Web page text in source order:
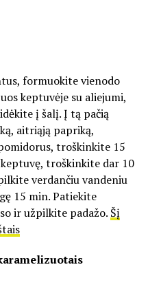
formuokite vienodo
keptuvėje su aliejumi,
į šalį. Į tą pačią
aitriąją papriką,
troškinkite 15
troškinkite dar 10
verdančiu vandeniu
15 min. Patiekite
ir užpilkite padažo. Šį